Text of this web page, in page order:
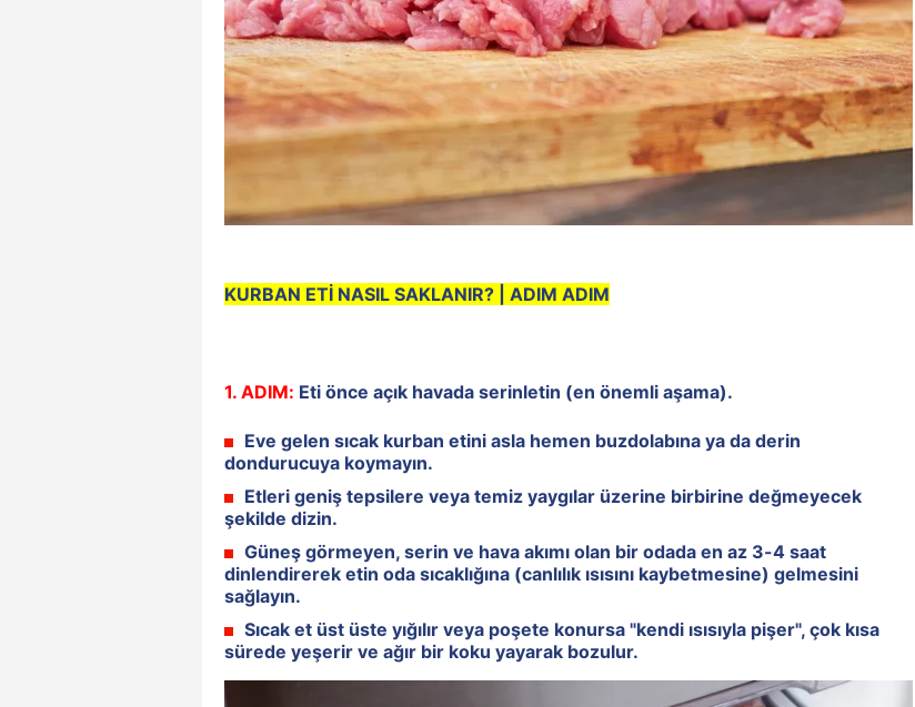
KURBAN ETİ NASIL SAKLANIR? | ADIM ADIM
1. ADIM: Eti önce açık havada serinletin (en önemli aşama).
Eve gelen sıcak kurban etini asla hemen buzdolabına ya da derin
dondurucuya koymayın.
Etleri geniş tepsilere veya temiz yaygılar üzerine birbirine değmeyecek
şekilde dizin.
Güneş görmeyen, serin ve hava akımı olan bir odada en az 3-4 saat
dinlendirerek etin oda sıcaklığına (canlılık ısısını kaybetmesine) gelmesini
sağlayın.
Sıcak et üst üste yığılır veya poşete konursa "kendi ısısıyla pişer", çok kısa
sürede yeşerir ve ağır bir koku yayarak bozulur.